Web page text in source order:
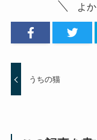
よ
うちの猫